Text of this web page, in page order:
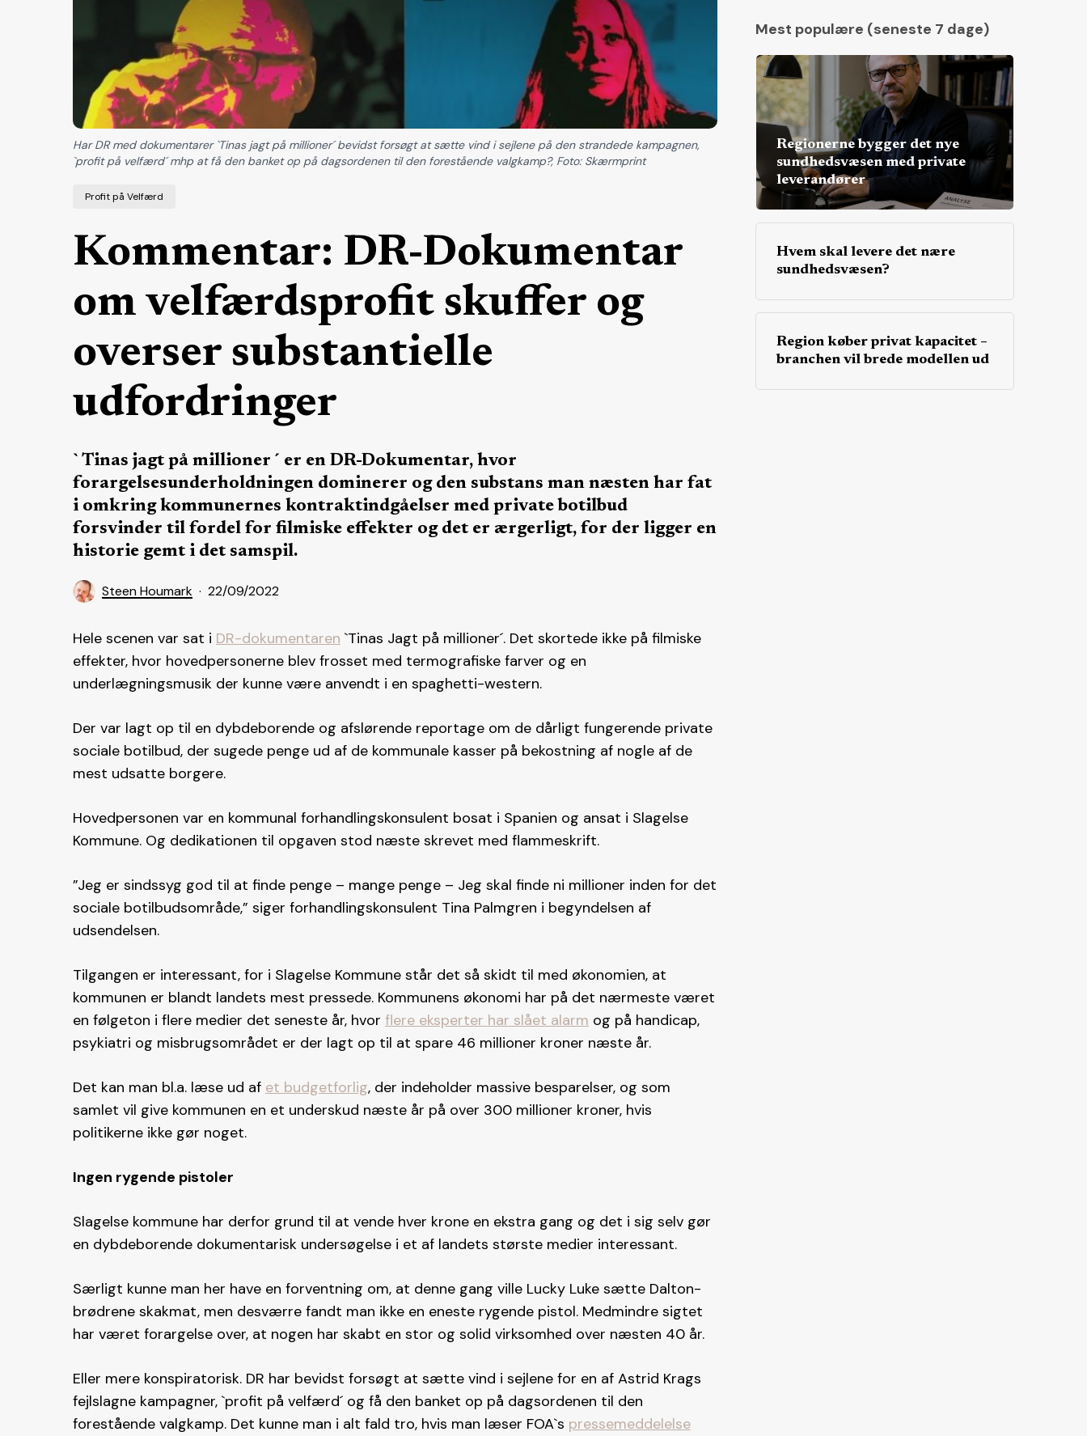
Profit på Velfærd
Kommentar: DR-Dokumentar
om velfærdsprofit skuffer og
overser substantielle
udfordringer
`Tinas jagt på millioner´ er en DR-Dokumentar, hvor
forargelsesunderholdningen dominerer og den substans man næsten har fat
i omkring kommunernes kontraktindgåelser med private botilbud
forsvinder til fordel for filmiske effekter og det er ærgerligt, for der ligger en
historie gemt i det samspil.
Steen Houmark 22/09/2022
Har DR med dokumentarer `Tinas jagt på millioner´ bevidst forsøgt at sætte vind i sejlene på den strandede kampagnen,
`profit på velfærd´ mhp at få den banket op på dagsordenen til den forestående valgkamp?, Foto: Skærmprint
Hele scenen var sat i DR-dokumentaren `Tinas Jagt på millioner´. Det skortede ikke på filmiske
effekter, hvor hovedpersonerne blev frosset med termografiske farver og en
underlægningsmusik der kunne være anvendt i en spaghetti-western.
Der var lagt op til en dybdeborende og afslørende reportage om de dårligt fungerende private
sociale botilbud, der sugede penge ud af de kommunale kasser på bekostning af nogle af de
mest udsatte borgere.
Hovedpersonen var en kommunal forhandlingskonsulent bosat i Spanien og ansat i Slagelse
Kommune. Og dedikationen til opgaven stod næste skrevet med flammeskrift.
”Jeg er sindssyg god til at finde penge – mange penge – Jeg skal finde ni millioner inden for det
sociale botilbudsområde,” siger forhandlingskonsulent Tina Palmgren i begyndelsen af
udsendelsen.
Tilgangen er interessant, for i Slagelse Kommune står det så skidt til med økonomien, at
kommunen er blandt landets mest pressede. Kommunens økonomi har på det nærmeste været
en følgeton i flere medier det seneste år, hvor flere eksperter har slået alarm og på handicap,
psykiatri og misbrugsområdet er der lagt op til at spare 46 millioner kroner næste år.
Det kan man bl.a. læse ud af et budgetforlig, der indeholder massive besparelser, og som
samlet vil give kommunen en et underskud næste år på over 300 millioner kroner, hvis
politikerne ikke gør noget.
Ingen rygende pistoler
Slagelse kommune har derfor grund til at vende hver krone en ekstra gang og det i sig selv gør
en dybdeborende dokumentarisk undersøgelse i et af landets største medier interessant.
Særligt kunne man her have en forventning om, at denne gang ville Lucky Luke sætte Dalton-
brødrene skakmat, men desværre fandt man ikke en eneste rygende pistol. Medmindre sigtet
har været forargelse over, at nogen har skabt en stor og solid virksomhed over næsten 40 år.
Eller mere konspiratorisk. DR har bevidst forsøgt at sætte vind i sejlene for en af Astrid Krags
fejlslagne kampagner, `profit på velfærd´ og få den banket op på dagsordenen til den
forestående valgkamp. Det kunne man i alt fald tro, hvis man læser FOA`s pressemeddelelse
Mest populære (seneste 7 dage)
Regionerne bygger det nye
sundhedsvæsen med private
leverandører
Hvem skal levere det nære
sundhedsvæsen?
Region køber privat kapacitet –
branchen vil brede modellen ud